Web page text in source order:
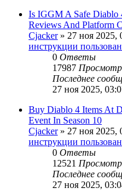
Is IGGM A Safe Diablo
Reviews And Platform
Cjacker» 27 ноя 2025,
инструкции
0 Ответы
17987
Последнее
27 ноя 2025,
Buy Diablo 4 Items At
Event In Season 10
Cjacker» 27 ноя 2025,
инструкции
0 Ответы
12521
Последнее
27 ноя 2025,